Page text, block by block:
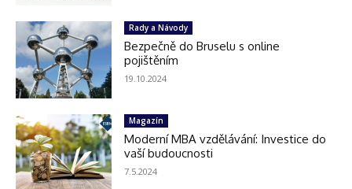
Rady a Návody
Bezpečně do Bruselu s online
pojištěním
19.10.2024
Magazín
Moderní MBA vzdělávání: Investice do
vaší budoucnosti
7.5.2024